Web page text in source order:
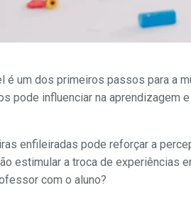
é um dos primeiros passos para a
pode influenciar na aprendizagem
enfileiradas pode reforçar a
estimular a troca de experiências
com o aluno?